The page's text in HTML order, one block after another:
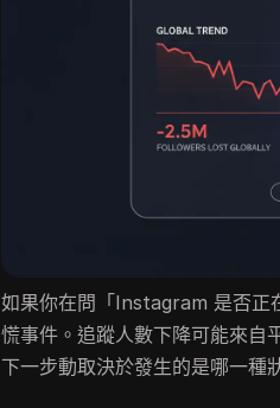
如果你在問「Instagram 是否正
慌事件。追蹤人數下降可能來自
下一步動取決於發生的是哪一種